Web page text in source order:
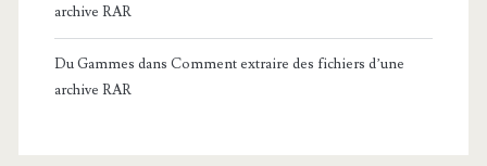
archive RAR
Du Gammes dans Comment extraire des fichiers d’une
archive RAR